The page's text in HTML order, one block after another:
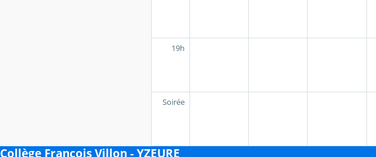
19h
Soirée
Collège François Villon - YZEURE